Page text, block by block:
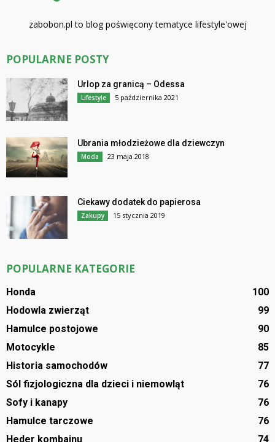
zabobon.pl to blog poświęcony tematyce lifestyle'owej
POPULARNE POSTY
Urlop za granicą – Odessa
Lifestyle 5 października 2021
Ubrania młodzieżowe dla dziewczyn
Moda 23 maja 2018
Ciekawy dodatek do papierosa
Zakupy 15 stycznia 2019
POPULARNE KATEGORIE
Honda
100
Hodowla zwierząt
99
Hamulce postojowe
90
Motocykle
85
Historia samochodów
77
Sól fizjologiczna dla dzieci i niemowląt
76
Sofy i kanapy
76
Hamulce tarczowe
76
Heder kombajnu
74